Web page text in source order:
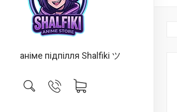
аніме підпілля Shalfiki ツ